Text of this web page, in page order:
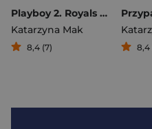
Playboy 2. Royals Lover
Katarzyna Mak
8,4 (7) 8,4